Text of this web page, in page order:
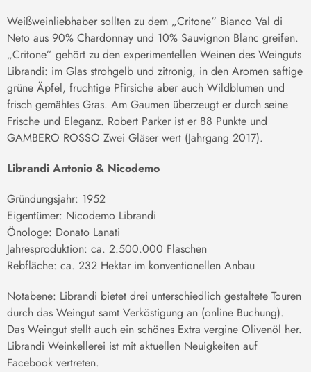
Weißweinliebhaber sollten zu dem „Critone“ Bianco Val di
Neto aus 90% Chardonnay und 10% Sauvignon Blanc greifen.
„Critone” gehört zu den experimentellen Weinen des Weinguts
Librandi: im Glas strohgelb und zitronig, in den Aromen saftige
grüne Äpfel, fruchtige Pfirsiche aber auch Wildblumen und
frisch gemähtes Gras. Am Gaumen überzeugt er durch seine
Frische und Eleganz. Robert Parker ist er 88 Punkte und
GAMBERO ROSSO Zwei Gläser wert (Jahrgang 2017).
Librandi Antonio & Nicodemo
Gründungsjahr: 1952
Eigentümer: Nicodemo Librandi
Önologe: Donato Lanati
Jahresproduktion: ca. 2.500.000 Flaschen
Rebfläche: ca. 232 Hektar im konventionellen Anbau
Notabene: Librandi bietet drei unterschiedlich gestaltete Touren
durch das Weingut samt Verköstigung an (online Buchung).
Das Weingut stellt auch ein schönes Extra vergine Olivenöl her.
Librandi Weinkellerei ist mit aktuellen Neuigkeiten auf
Facebook vertreten.